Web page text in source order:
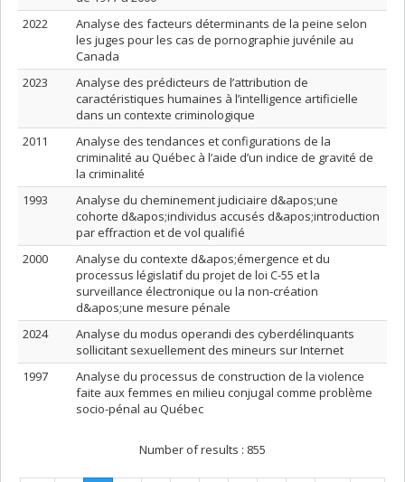
2022
Analyse des facteurs déterminants de la peine selon
les juges pour les cas de pornographie juvénile au
Canada
2023
Analyse des prédicteurs de l’attribution de
caractéristiques humaines à l’intelligence artificielle
dans un contexte criminologique
2011
Analyse des tendances et configurations de la
criminalité au Québec à l’aide d’un indice de gravité de
la criminalité
1993
Analyse du cheminement judiciaire d&apos;une
cohorte d&apos;individus accusés d&apos;introduction
par effraction et de vol qualifié
2000
Analyse du contexte d&apos;émergence et du
processus législatif du projet de loi C-55 et la
surveillance électronique ou la non-création
d&apos;une mesure pénale
2024
Analyse du modus operandi des cyberdélinquants
sollicitant sexuellement des mineurs sur Internet
1997
Analyse du processus de construction de la violence
faite aux femmes en milieu conjugal comme problème
socio-pénal au Québec
Number of results : 855